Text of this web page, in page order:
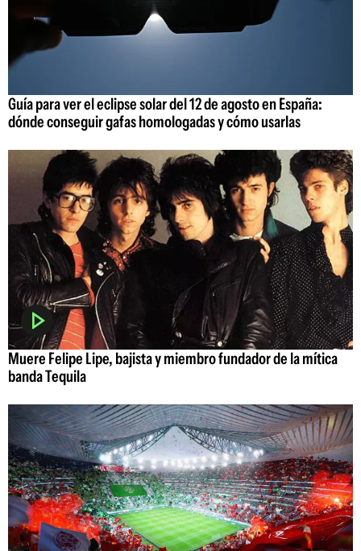
Guía para ver el eclipse solar del 12 de agosto en España:
dónde conseguir gafas homologadas y cómo usarlas
Muere Felipe Lipe, bajista y miembro fundador de la mítica
banda Tequila